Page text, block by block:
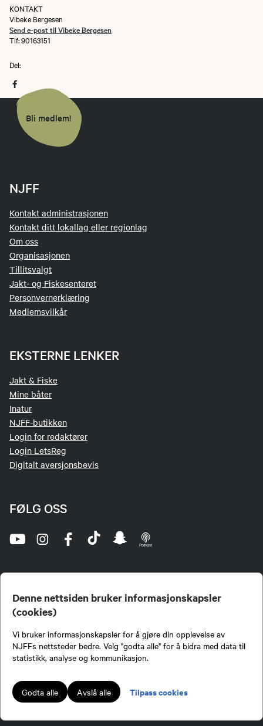
Denne nettsiden bruker informasjonskapsler
(cookies)
Vi bruker informasjonskapsler for å gjøre din opplevelse av
NJFFs nettsteder bedre. Velg "godta alle" for å bidra med data til
statistikk, analyse og kommunikasjon.
Godta alle Avslå alle Tilpass cookies
KONTAKT
Vibeke Bergesen
Send e-post til Vibeke Bergesen
Tlf: 90163151
Del:
Bli medlem!
NJFF
Kontakt administrasjonen
Kontakt ditt lokallag eller regionlag
Om oss
Organisasjonen
Tillitsvalgt
Jakt- og Fiskesenteret
Personvernerklæring
Medlemsvilkår
EKSTERNE LENKER
Jakt & Fiske
Mine båter
Inatur
NJFF-butikken
Login for redaktører
Login LetsReg
Digitalt aversjonsbevis
FØLG OSS
jegere og sportsfiskere og et av de viktigste miljøene for formidling av kunnskap om jakt og
fiske i Norge. Vi er en partipolitisk nøytral organisasjon, men har et sterkt jakt-, fiske-, og
naturpolitisk engasjement i mange saker.
Lokalforeninger tilsluttet Norges Jeger- og Fiskerforbund har ansvar for innhold de
publiserer på njff.no.